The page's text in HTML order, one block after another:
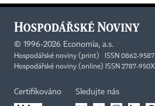
© 1996-2026 Economia, a.s.
Hospodářské noviny (print) ISSN 0862-9587
Hospodářské noviny (online) ISSN 2787-950X
Certifikováno Sledujte nás